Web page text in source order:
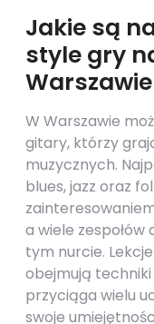
Jakie są
style gry
Warszawie
W Warszawie
gitary, którzy
muzycznych.
blues, jazz oraz
a wiele
tym nurcie.
obejmują
przyciąga wielu
swoje